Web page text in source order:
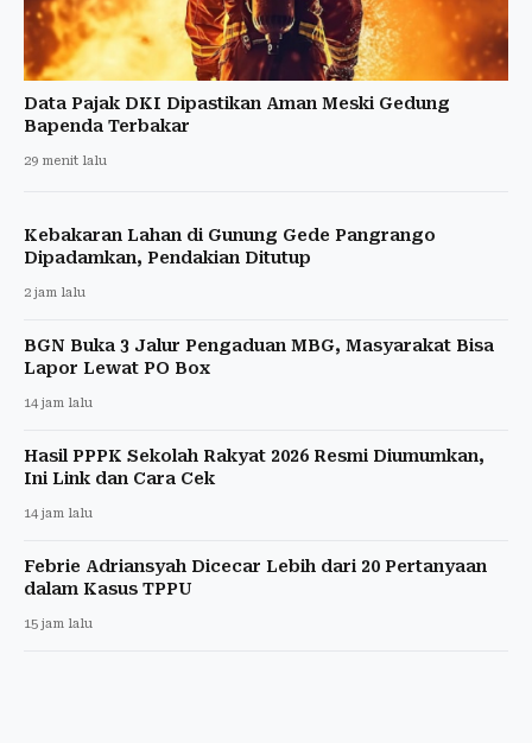
Data Pajak DKI Dipastikan Aman Meski Gedung
Bapenda Terbakar
29 menit lalu
Kebakaran Lahan di Gunung Gede Pangrango
Dipadamkan, Pendakian Ditutup
2 jam lalu
BGN Buka 3 Jalur Pengaduan MBG, Masyarakat Bisa
Lapor Lewat PO Box
14 jam lalu
Hasil PPPK Sekolah Rakyat 2026 Resmi Diumumkan,
Ini Link dan Cara Cek
14 jam lalu
Febrie Adriansyah Dicecar Lebih dari 20 Pertanyaan
dalam Kasus TPPU
15 jam lalu